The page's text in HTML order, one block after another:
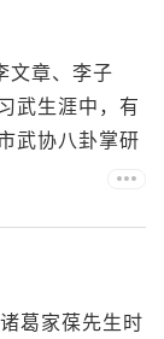
文章、李子
武生涯中，有
武协八卦掌研
葛家葆先生时